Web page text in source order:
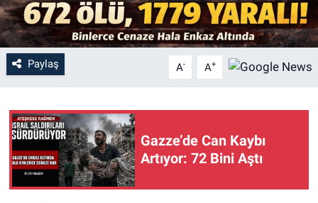
Paylaş A- A+
Gazze’de Can Kaybı
Artıyor: 72 Bini Aştı
Ekonomi
Dünya
Teknoloji
Magazin
Siyaset
Yaşam